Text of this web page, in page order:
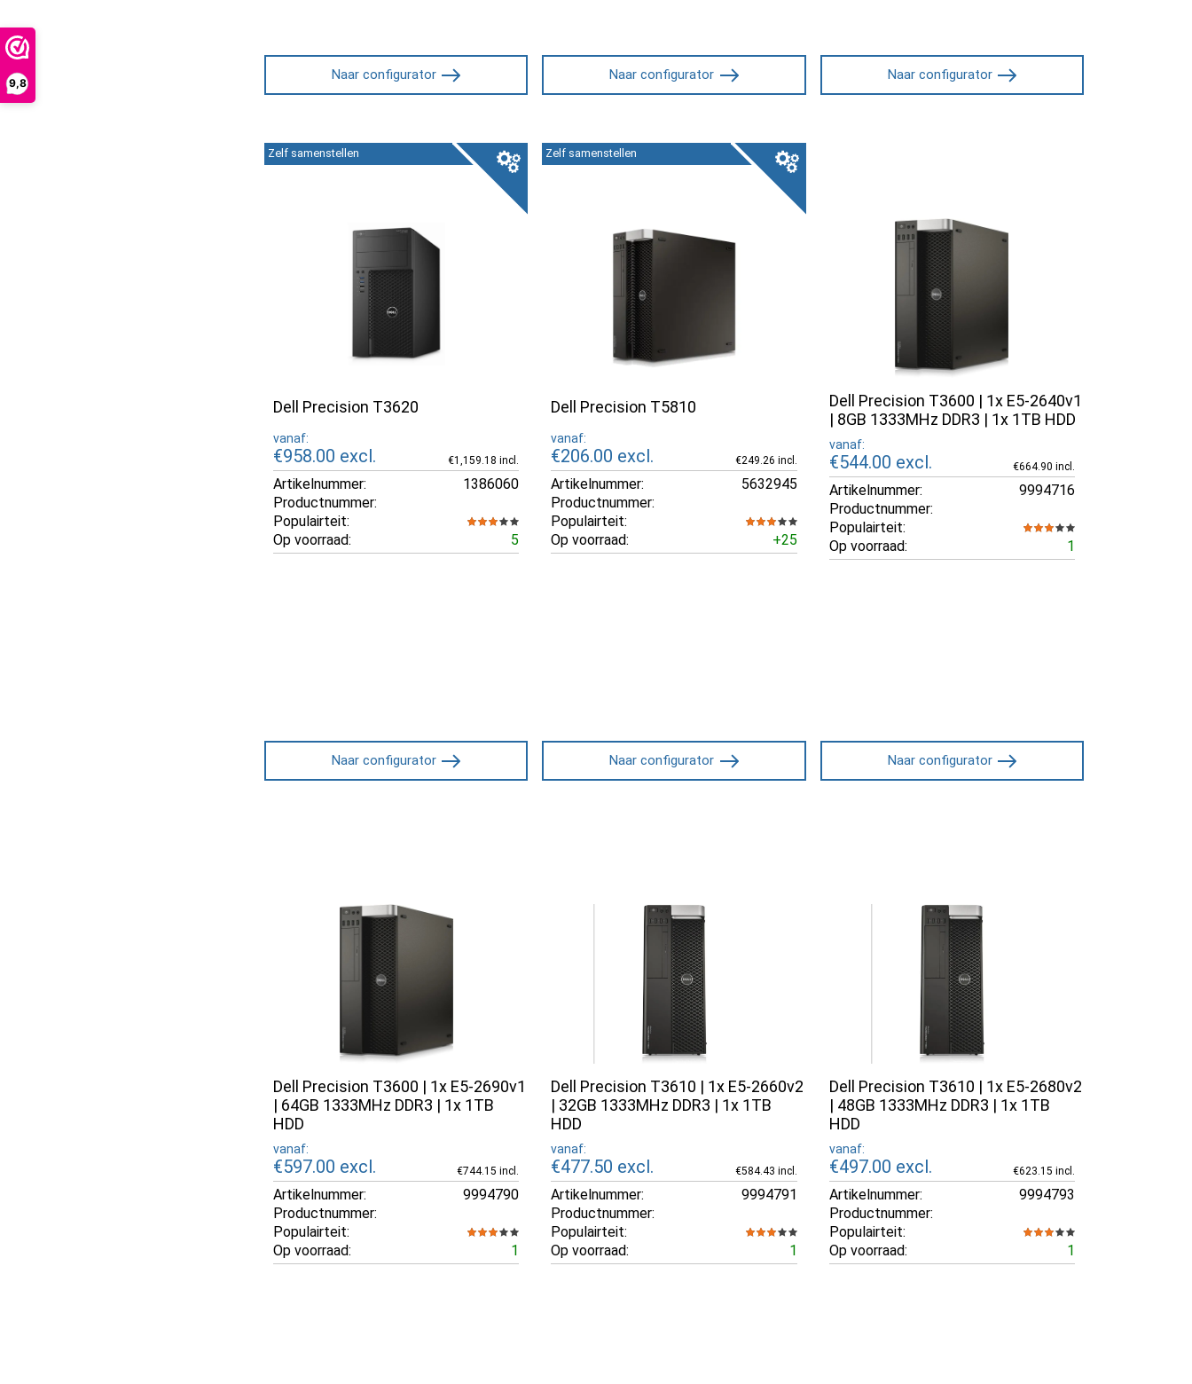
9,8
Naar configurator Naar configurator Naar configurator
Dell Precision T3620
vanaf:
€958.00 excl. €1,159.18 incl.
Artikelnummer:
1386060
Productnummer:
Populairteit:
Op voorraad:
5
Zelf samenstellen
Naar configurator
Dell Precision T5810
vanaf:
€206.00 excl. €249.26 incl.
Artikelnummer:
5632945
Productnummer:
Populairteit:
Op voorraad:
+25
Zelf samenstellen
Naar configurator
Dell Precision T3600 | 1x E5-2640v1
| 8GB 1333MHz DDR3 | 1x 1TB HDD
vanaf:
€544.00 excl. €664.90 incl.
Artikelnummer:
9994716
Productnummer:
Populairteit:
Op voorraad:
1
Naar configurator
Dell Precision T3600 | 1x E5-2690v1
| 64GB 1333MHz DDR3 | 1x 1TB
HDD
vanaf:
€597.00 excl. €744.15 incl.
Artikelnummer:
9994790
Productnummer:
Populairteit:
Op voorraad:
1
Dell Precision T3610 | 1x E5-2660v2
| 32GB 1333MHz DDR3 | 1x 1TB
HDD
vanaf:
€477.50 excl. €584.43 incl.
Artikelnummer:
9994791
Productnummer:
Populairteit:
Op voorraad:
1
Dell Precision T3610 | 1x E5-2680v2
| 48GB 1333MHz DDR3 | 1x 1TB
HDD
vanaf:
€497.00 excl. €623.15 incl.
Artikelnummer:
9994793
Productnummer:
Populairteit:
Op voorraad:
1